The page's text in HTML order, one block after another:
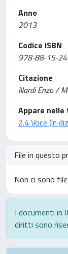
Anno
2013
Codice ISBN
978-88-15-
Citazione
Nardi Enzo /
Appare
2.4 Voce (in
File in questo
Non ci sono
I documenti in
diritti sono